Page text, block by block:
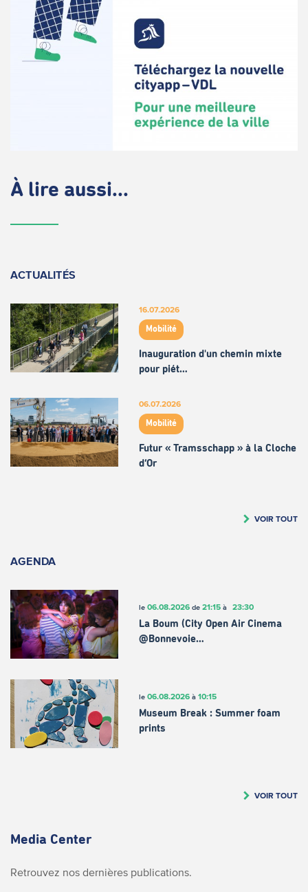
À lire aussi...
ACTUALITÉS
16.07.2026
Mobilité
Inauguration d'un chemin mixte
pour piét…
06.07.2026
Mobilité
Futur « Tramsschapp » à la Cloche
d’Or
VOIR TOUT
AGENDA
le 06.08.2026de 21:15à 23:30
La Boum (City Open Air Cinema
@Bonnevoie…
le 06.08.2026à 10:15
Museum Break : Summer foam
prints
VOIR TOUT
Media Center
Retrouvez nos dernières publications.